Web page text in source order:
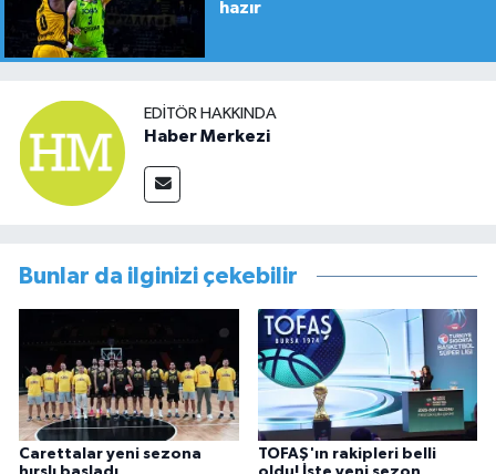
hazır
EDITÖR HAKKINDA
Haber Merkezi
Bunlar da ilginizi çekebilir
Carettalar yeni sezona
TOFAŞ'ın rakipleri belli